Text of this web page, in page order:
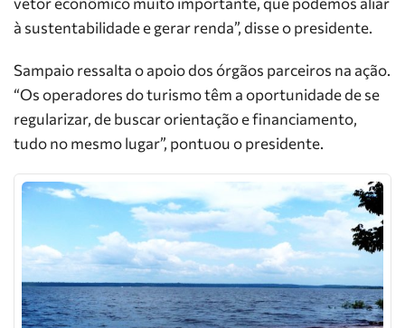
à sustentabilidade e gerar renda”, disse o presidente.
Sampaio ressalta o apoio dos órgãos parceiros na ação.
“Os operadores do turismo têm a oportunidade de se
regularizar, de buscar orientação e financiamento,
tudo no mesmo lugar”, pontuou o presidente.